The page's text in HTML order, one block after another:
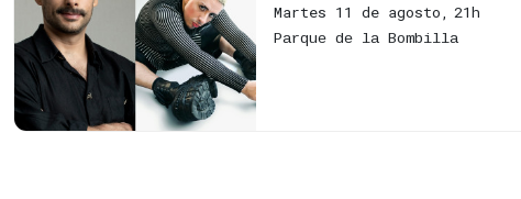
Martes 11 de agosto, 21h
Parque de la Bombilla